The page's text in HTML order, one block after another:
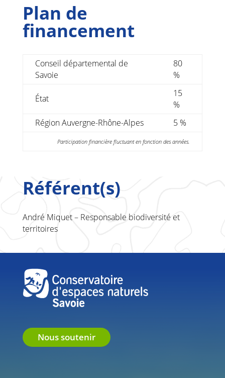
Plan de
financement
Conseil départemental de
Savoie
80
%
État
15
%
Région Auvergne-Rhône-Alpes
5 %
Participation financière fluctuant en fonction des années.
Référent(s)
André Miquet – Responsable biodiversité et
territoires
Nous soutenir